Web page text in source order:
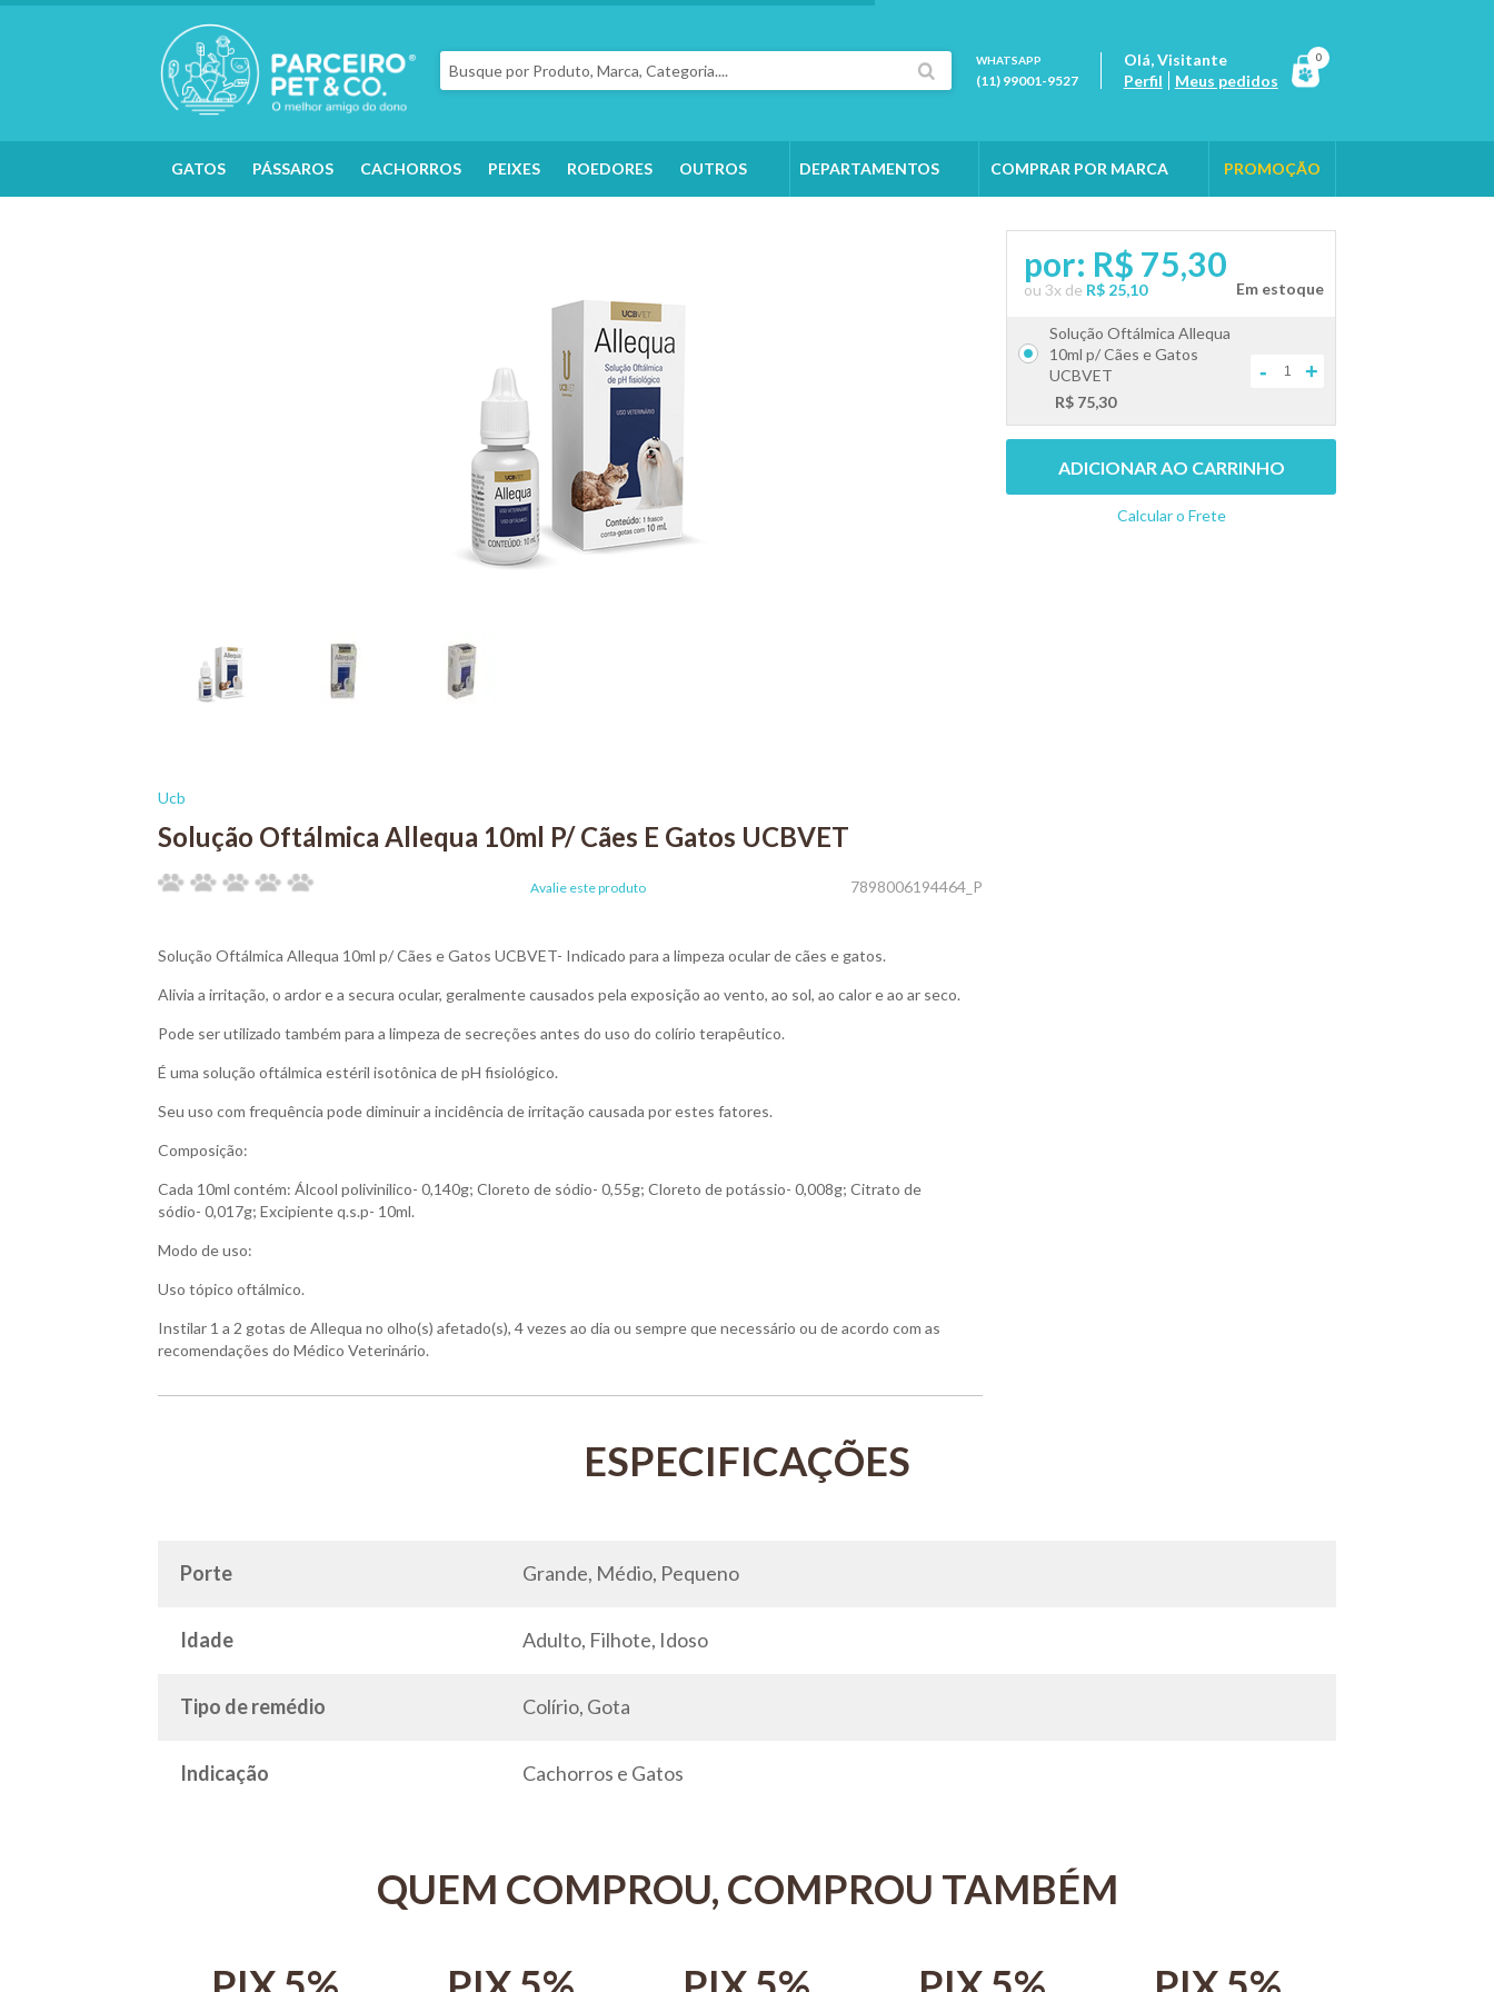
WHATSAPP
(11) 99001-9527
Olá,Visitante
Perfil
Meus pedidos
0
GATOS PÁSSAROS CACHORROS PEIXES ROEDORES OUTROS DEPARTAMENTOS COMPRAR POR MARCA PROMOÇÃO
Ucb
Solução Oftálmica Allequa 10ml P/ Cães E Gatos UCBVET
Avalie este produto 7898006194464_P
Solução Oftálmica Allequa 10ml p/ Cães e Gatos UCBVET- Indicado para a limpeza ocular de cães e gatos.
Alivia a irritação, o ardor e a secura ocular, geralmente causados pela exposição ao vento, ao sol, ao calor e ao ar seco.
Pode ser utilizado também para a limpeza de secreções antes do uso do colírio terapêutico.
É uma solução oftálmica estéril isotônica de pH fisiológico.
Seu uso com frequência pode diminuir a incidência de irritação causada por estes fatores.
Composição:
Cada 10ml contém: Álcool polivinilico- 0,140g; Cloreto de sódio- 0,55g; Cloreto de potássio- 0,008g; Citrato de
sódio- 0,017g; Excipiente q.s.p- 10ml.
Modo de uso:
Uso tópico oftálmico.
Instilar 1 a 2 gotas de Allequa no olho(s) afetado(s), 4 vezes ao dia ou sempre que necessário ou de acordo com as
recomendações do Médico Veterinário.
por: R$ 75,30
ou3x de R$ 25,10
Solução Oftálmica Allequa
10ml p/ Cães e Gatos
UCBVET
R$ 75,30
- +
ADICIONAR AO CARRINHO
Calcular o Frete
Porte Grande, Médio, Pequeno
Idade Adulto, Filhote, Idoso
Tipo de remédio Colírio, Gota
Indicação Cachorros e Gatos
QUEM COMPROU, COMPROU TAMBÉM